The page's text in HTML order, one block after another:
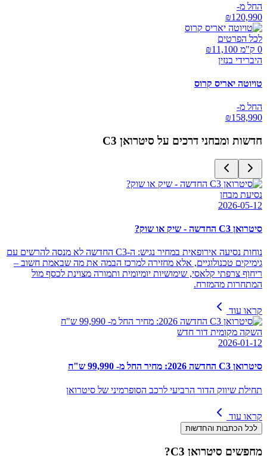
החל מ-
₪120,990
לכל הפרטים
0 ק"מ ₪
11,100
היברידי בנזין
טויוטה יאריס קרוס
החל מ-
₪158,990
חדשות ומבחני דרכים על סיטרואן C3
נסיעת מבחן
2026-05-12
סיטרואן C3 החדשה - שיק או שוק?
נוחות נסיעה אירופאית במחיר נגיש: ה-C3 החדשה לא מנסה להרשים עם
גימיקים טכנולוגיים, אלא מחזירה למרכז הבמה את מה שבאמת חשוב –
ריחוף צרפתי קלאסי, שימושיות יומיומית ותמורה מצוינת לכסף מול
המתחרות מהמזרח.
קראו עוד
השקה מקומית דור חדש
2026-01-12
סיטרואן C3 החדשה 2026: מחיר החל מ- 99,990 ש"ח
תחילת שיווק הדור הרביעי לרכב הסופרמיני של סיטרואן
קראו עוד
לכל הכתבות והחדשות
מחפשים סיטרואן C3 ?